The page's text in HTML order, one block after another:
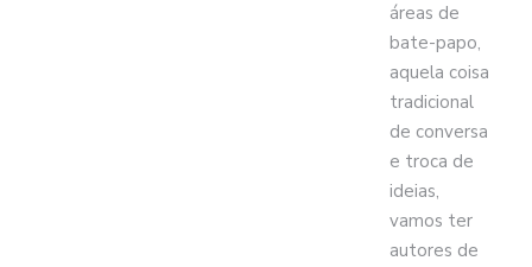
áreas de
bate-papo,
aquela coisa
tradicional
de conversa
e troca de
ideias,
vamos ter
autores de